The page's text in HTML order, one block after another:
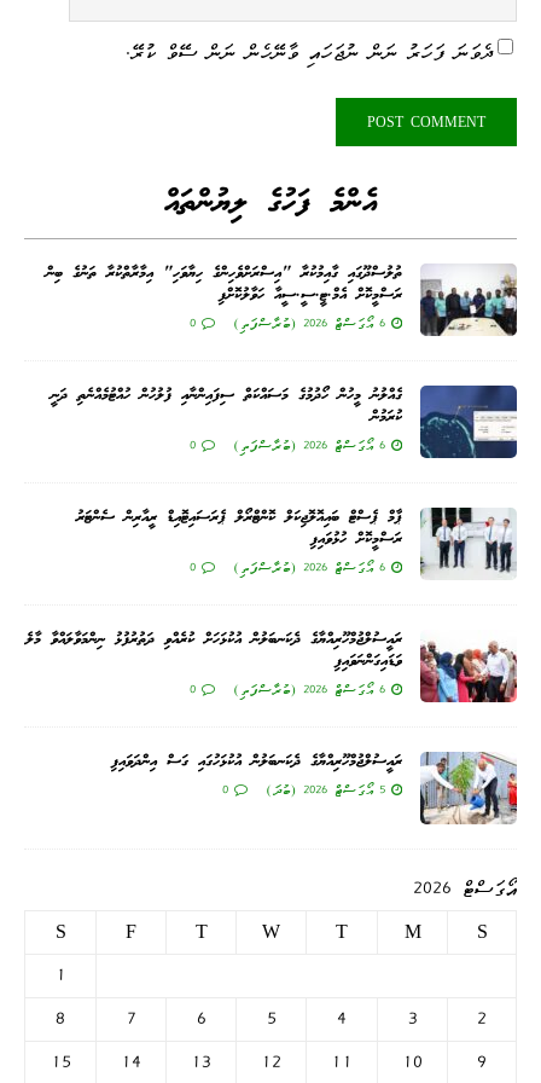
ދެވަނަ ފަހަރު ނަން ނުޖަހައި ވާނޭހެން ނަން ސޭވް ކުރޭ.
އެންމެ ފަހުގެ ލިޔުންތައް
ތުލުސްދޫގައި ގާއިމުކުރާ "އިސްރަށްވެހިންގެ ހިޔާވަހި" އިމާރާތްކުރާ ތަނުގެ ބިން
ރަސްމީކޮށް އެމް.ޓީ.ސީ.ސީއާ ހަވާލުކޮށްފި
6 އޯގަސްޓް 2026 (ބުރާސްފަތި) 0
ގެއްލުނު މީހުން ހޯދުމުގެ މަސައްކަތް ސިފައިންނާއި ފުލުހުން ހުއްޓުމެއްނެތި ދަނީ
ކުރަމުން
6 އޯގަސްޓް 2026 (ބުރާސްފަތި) 0
ޕާމް ޕެސްޓް ބައިއޮލޮޖިކަލް ކޮންޓްރޯލް ޕެރަސައިޓޮއިޑް ރީއާރިން ސެންޓަރު
ރަސްމީކޮށް ހުޅުވައިފި
6 އޯގަސްޓް 2026 (ބުރާސްފަތި) 0
ރައީސުލްޖުމްހޫރިއްޔާގެ ދެކަނބަލުން އުކުޅަހަށް ކުރެއްވި ދަތުރުފުޅު ނިންމަވާލައްވާ މާލެ
ވަޑައިގަންނަވައިފި
6 އޯގަސްޓް 2026 (ބުރާސްފަތި) 0
ރައީސުލްޖުމްހޫރިއްޔާގެ ދެކަނބަލުން އުކުޅަހުގައި ގަސް އިންދަވައިފި
5 އޯގަސްޓް 2026 (ބުދަ) 0
އޯގަސްޓް 2026
S
M
T
W
T
F
S
1
2
3
4
5
6
7
8
9
10
11
12
13
14
15